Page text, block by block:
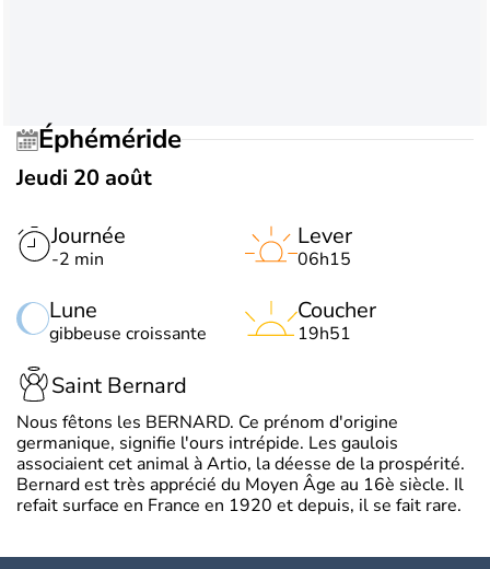
Éphéméride
Jeudi 20 août
Journée
-2 min
Lune
gibbeuse croissante
Lever
06h15
Coucher
19h51
Saint Bernard
Nous fêtons les BERNARD. Ce prénom d'origine
germanique, signifie l'ours intrépide. Les gaulois
associaient cet animal à Artio, la déesse de la prospérité.
Bernard est très apprécié du Moyen Âge au 16è siècle. Il
refait surface en France en 1920 et depuis, il se fait rare.